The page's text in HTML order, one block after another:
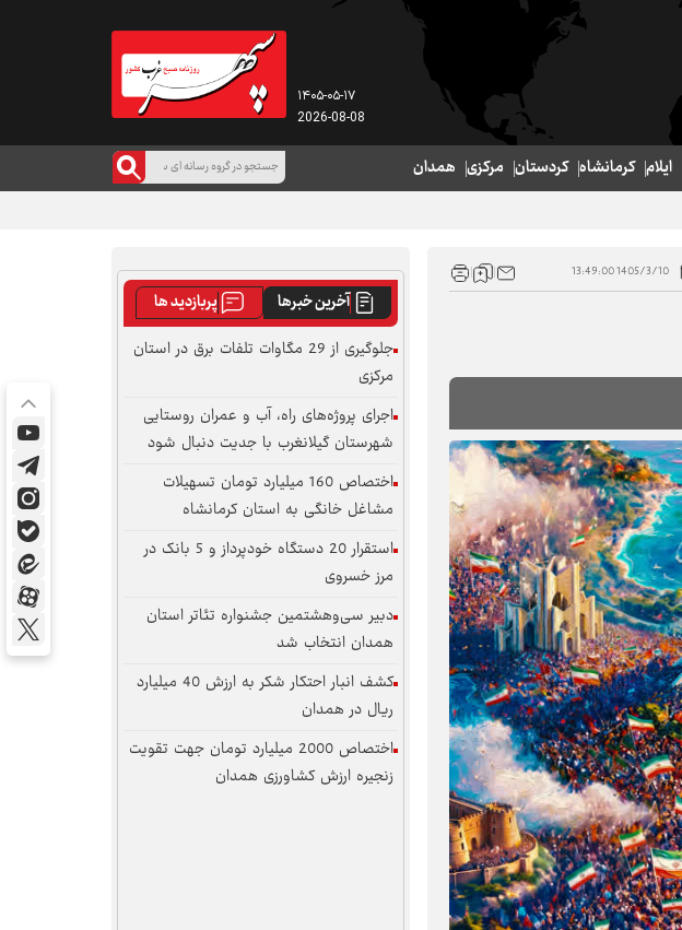
۱۴۰۵-۰۵-۱۷
2026-08-08
ایلام کرمانشاه کردستان مرکزی همدان
1405/3/10 13:49:00
آخرین خبرها
پربازدید ها
جلوگیری از 29 مگاوات تلفات برق در استان
مرکزی
اجرای پروژه‌های راه، آب و عمران روستایی
شهرستان گیلانغرب با جدیت دنبال شود
اختصاص 160 میلیارد تومان تسهیلات
مشاغل خانگی به استان کرمانشاه
استقرار 20 دستگاه خودپرداز و 5 بانک در
مرز خسروی
دبیر سی‌وهشتمین جشنواره تئاتر استان
همدان انتخاب شد
کشف انبار احتکار شکر به ارزش 40 میلیارد
ریال در همدان
اختصاص 2000 میلیارد تومان جهت تقویت
زنجیره ارزش کشاورزی همدان